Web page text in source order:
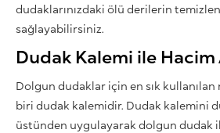
dudaklarınızdaki ölü derilerin
sağlayabilirsiniz.
Dudak Kalemi ile Hacim
Dolgun dudaklar için en sık
biri dudak kalemidir. Dudak kalemini
üstünden uygulayarak dolgun dudak